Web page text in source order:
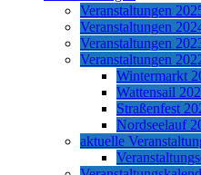
Veranstaltungen
Veranstaltungen
Veranstaltungen
Veranstaltungen
Wintermarkt
Wattensail
Straßenfest
Nordseelauf
aktuelle